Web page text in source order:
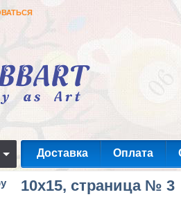
Доставка Оплата
10x15, страница № 3